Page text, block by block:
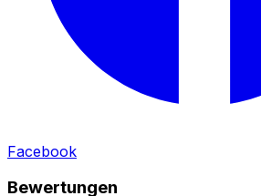
Facebook
Bewertungen